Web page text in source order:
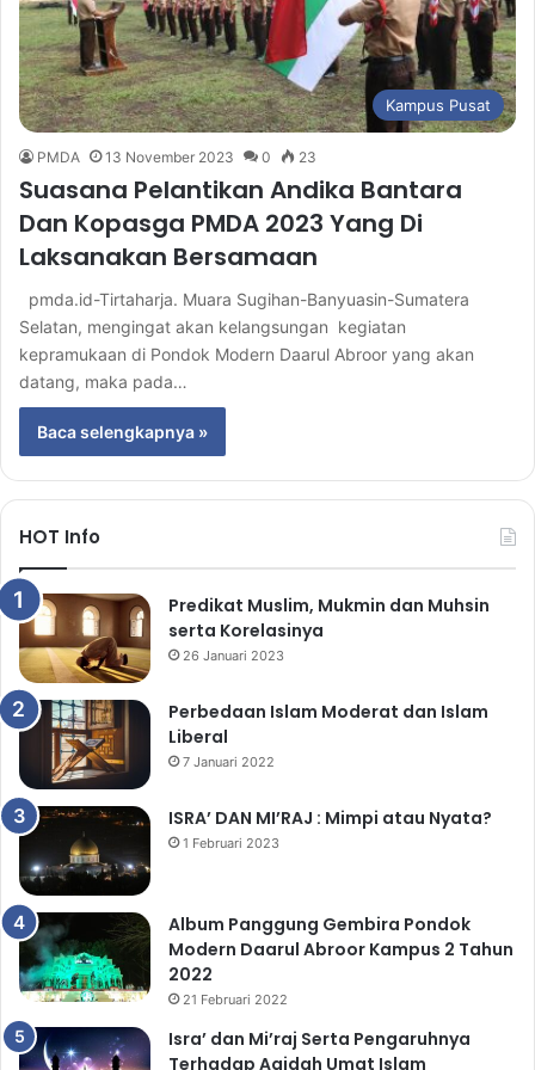
Kampus Pusat
PMDA 13 November 2023 0 23
Suasana Pelantikan Andika Bantara
Dan Kopasga PMDA 2023 Yang Di
Laksanakan Bersamaan
pmda.id-Tirtaharja. Muara Sugihan-Banyuasin-Sumatera
Selatan, mengingat akan kelangsungan kegiatan
kepramukaan di Pondok Modern Daarul Abroor yang akan
datang, maka pada…
Baca selengkapnya »
HOT Info
Predikat Muslim, Mukmin dan Muhsin
serta Korelasinya
26 Januari 2023
Perbedaan Islam Moderat dan Islam
Liberal
7 Januari 2022
ISRA’ DAN MI’RAJ : Mimpi atau Nyata?
1 Februari 2023
Album Panggung Gembira Pondok
Modern Daarul Abroor Kampus 2 Tahun
2022
21 Februari 2022
Isra’ dan Mi’raj Serta Pengaruhnya
Terhadap Aqidah Umat Islam